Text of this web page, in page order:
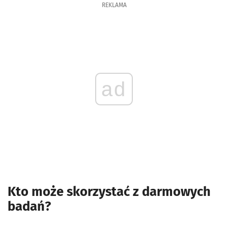
REKLAMA
ad
Kto może skorzystać z darmowych
badań?